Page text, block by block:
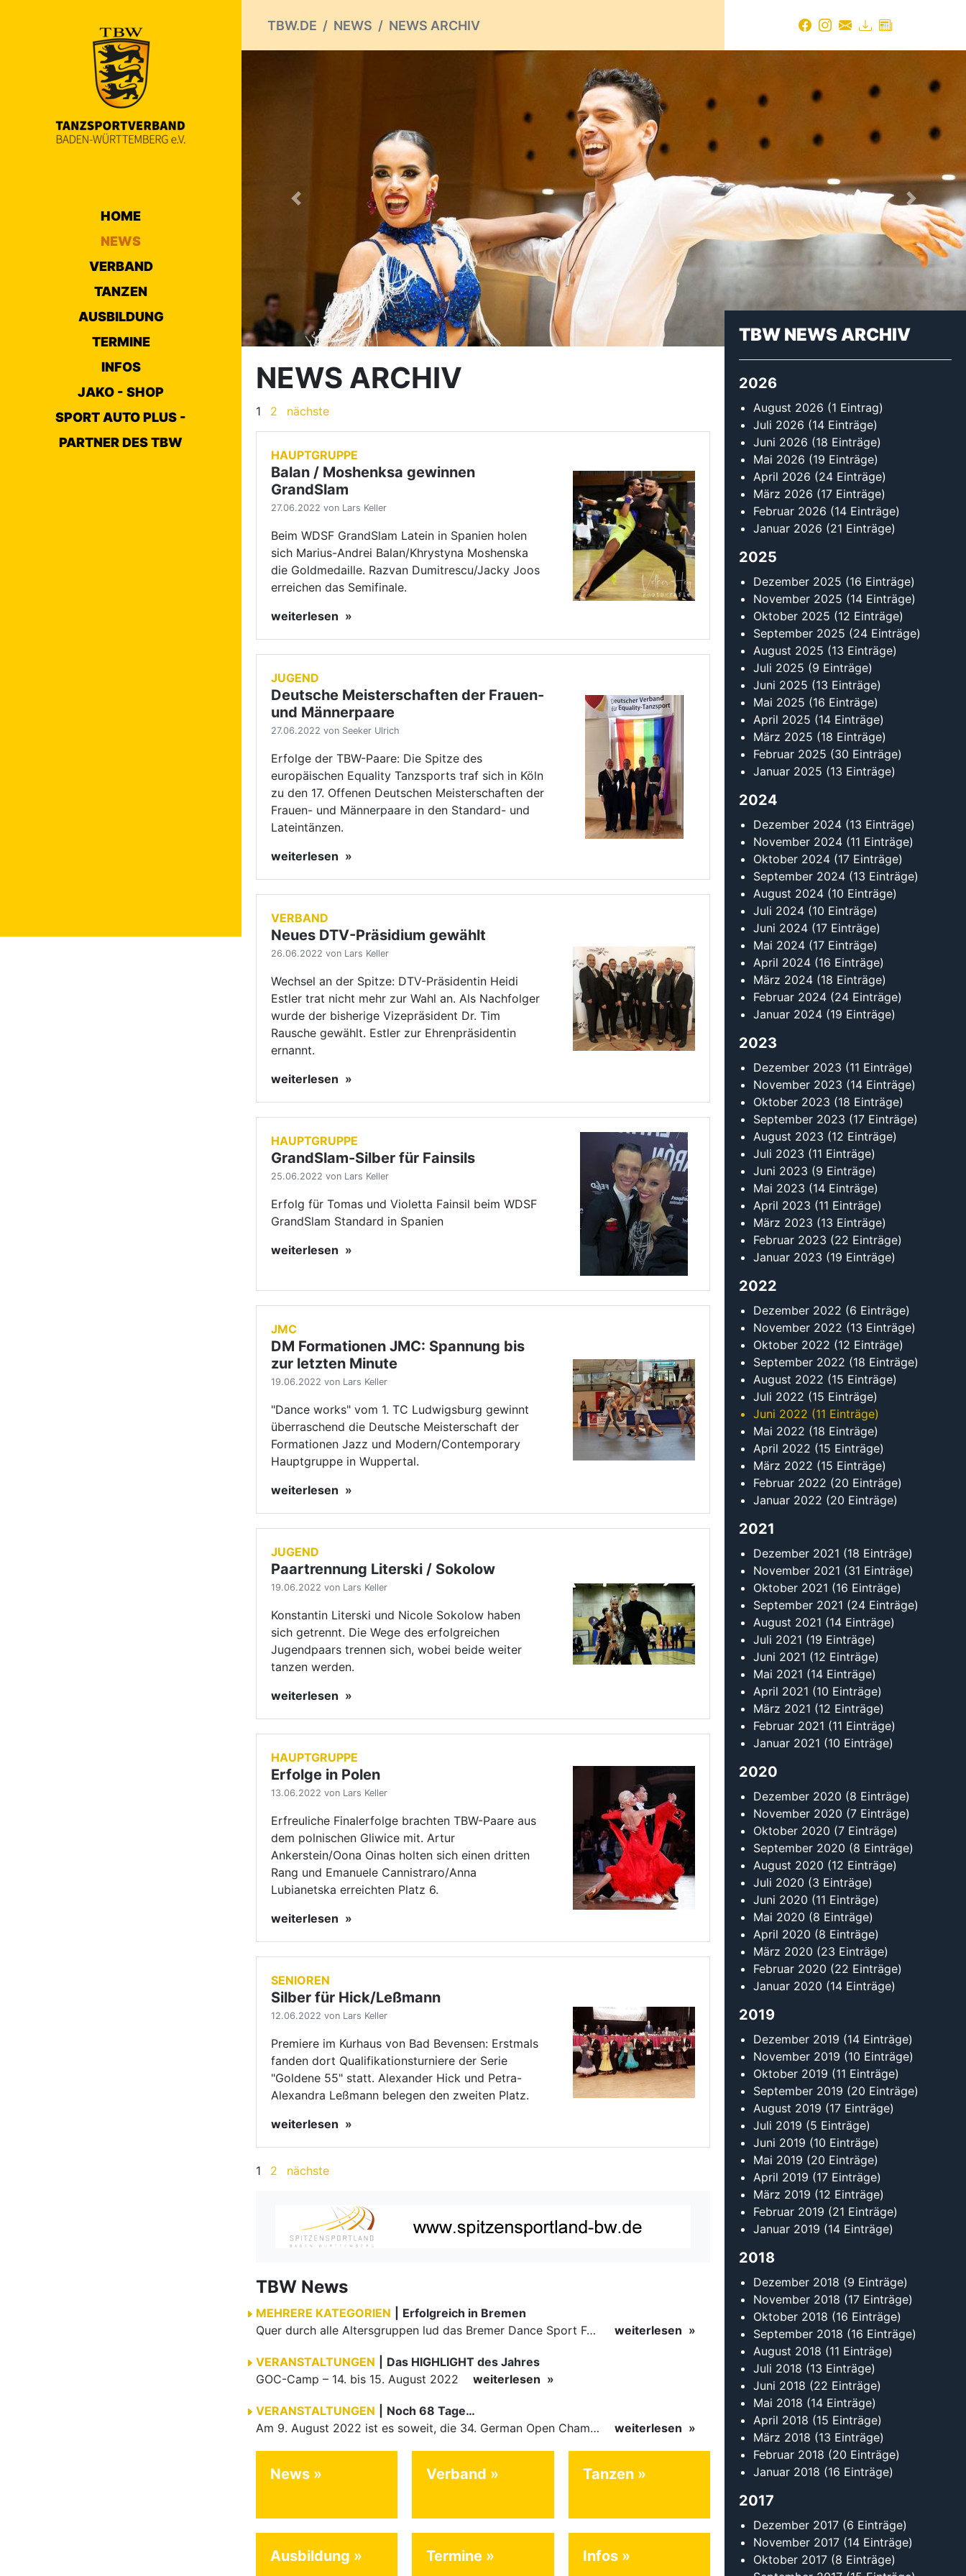
HOME
NEWS
VERBAND
TANZEN
AUSBILDUNG
TERMINE
INFOS
JAKO - SHOP
SPORT AUTO PLUS -
PARTNER DES TBW
TBW.DE NEWS NEWS ARCHIV
NEWS ARCHIV
nächste
HAUPTGRUPPE
Balan / Moshenksa gewinnen
GrandSlam
27.06.2022 von Lars Keller
Beim WDSF GrandSlam Latein in Spanien holen
sich Marius-Andrei Balan/Khrystyna Moshenska
erreichen das Semifinale.
weiterlesen
JUGEND
Deutsche Meisterschaften der Frauen-
und Männerpaare
Erfolge der TBW-Paare: Die Spitze des
europäischen Equality Tanzsports traf sich in Köln
zu den 17. Offenen Deutschen Meisterschaften der
Lateintänzen.
VERBAND
Neues DTV-Präsidium gewählt
Wechsel an der Spitze: DTV-Präsidentin Heidi
Estler trat nicht mehr zur Wahl an. Als Nachfolger
wurde der bisherige Vizepräsident Dr. Tim
Rausche gewählt. Estler zur Ehrenpräsidentin
HAUPTGRUPPE
GrandSlam-Silber für Fainsils
Erfolg für Tomas und Violetta Fainsil beim WDSF
GrandSlam Standard in Spanien
weiterlesen
JMC
DM Formationen JMC: Spannung bis
zur letzten Minute
19.06.2022 von Lars Keller
"Dance works" vom 1. TC Ludwigsburg gewinnt
überraschend die Deutsche Meisterschaft der
Hauptgruppe in Wuppertal.
JUGEND
Paartrennung Literski / Sokolow
19.06.2022 von Lars Keller
Konstantin Literski und Nicole Sokolow haben
sich getrennt. Die Wege des erfolgreichen
Jugendpaars trennen sich, wobei beide weiter
tanzen werden.
weiterlesen
HAUPTGRUPPE
Erfolge in Polen
13.06.2022 von Lars Keller
Erfreuliche Finalerfolge brachten TBW-Paare aus
dem polnischen Gliwice mit. Artur
Ankerstein/Oona Oinas holten sich einen dritten
Rang und Emanuele Cannistraro/Anna
SENIOREN
Silber für Hick/Leßmann
Premiere im Kurhaus von Bad Bevensen: Erstmals
fanden dort Qualifikationsturniere der Serie
"Goldene 55" statt. Alexander Hick und Petra-
Alexandra Leßmann belegen den zweiten Platz.
weiterlesen
1 2 nächste
TBW News
MEHRERE KATEGORIEN | Erfolgreich in Bremen
VERANSTALTUNGEN | Das HIGHLIGHT des Jahres
GOC-Camp – 14. bis 15. August 2022
Am 9. August 2022 ist es soweit, die 34. German Open Championships öffnen ihre Türen für die Gäste und Tänzerinnen und Tänzer aus aller Welt.
weiterlesen
TBW NEWS ARCHIV
August 2026
(1 Eintrag)
Juli 2026(14 Einträge)
Juni 2026 (18 Einträge)
Mai 2026
(24 Einträge)
Februar 2026
(14 Einträge)
November 2025
Oktober 2025(12 Einträge)
September 2025(24 Einträge)
August 2025(13 Einträge)
Juli 2025 (9 Einträge)
Juni 2025(13 Einträge)
Mai 2025(16 Einträge)
April 2025(14 Einträge)
März 2025(18 Einträge)
Januar 2025
2024
Dezember 2024(13 Einträge)
November 2024(11 Einträge)
Oktober 2024(17 Einträge)
September 2024(13 Einträge)
August 2024(10 Einträge)
Juli 2024 (10 Einträge)
Juni 2024(17 Einträge)
Mai 2024(17 Einträge)
April 2024(16 Einträge)
März 2024(18 Einträge)
Januar 2024
2023
Dezember 2023(11 Einträge)
November 2023(14 Einträge)
Oktober 2023(18 Einträge)
September 2023(17 Einträge)
August 2023(12 Einträge)
Juli 2023(11 Einträge)
Juni 2023(9 Einträge)
Mai 2023(14 Einträge)
April 2023(11 Einträge)
März 2023(13 Einträge)
Januar 2023
2022
Dezember 2022(6 Einträge)
November 2022(13 Einträge)
Oktober 2022(12 Einträge)
September 2022(18 Einträge)
August 2022 (15 Einträge)
Juli 2022 (15 Einträge)
Juni 2022(11 Einträge)
Mai 2022(18 Einträge)
April 2022(15 Einträge)
März 2022(15 Einträge)
Januar 2022
2021
Dezember 2021(18 Einträge)
November 2021(31 Einträge)
Oktober 2021 (16 Einträge)
September 2021(24 Einträge)
August 2021(14 Einträge)
Juli 2021(19 Einträge)
Juni 2021(12 Einträge)
Mai 2021(14 Einträge)
April 2021(10 Einträge)
März 2021(12 Einträge)
Januar 2021
2020
Dezember 2020(8 Einträge)
November 2020 (7 Einträge)
Oktober 2020(7 Einträge)
September 2020(8 Einträge)
August 2020(12 Einträge)
Juli 2020 (3 Einträge)
Juni 2020 (11 Einträge)
Mai 2020(8 Einträge)
April 2020(8 Einträge)
März 2020(23 Einträge)
Januar 2020
2019
Dezember 2019(14 Einträge)
November 2019(10 Einträge)
Oktober 2019 (11 Einträge)
September 2019(20 Einträge)
August 2019(17 Einträge)
Juli 2019(5 Einträge)
Juni 2019(10 Einträge)
Mai 2019(20 Einträge)
April 2019(17 Einträge)
März 2019(12 Einträge)
Januar 2019
2018
Dezember 2018(9 Einträge)
November 2018(17 Einträge)
Oktober 2018(16 Einträge)
September 2018(16 Einträge)
August 2018(11 Einträge)
Juli 2018 (13 Einträge)
Juni 2018(22 Einträge)
Mai 2018(14 Einträge)
April 2018(15 Einträge)
März 2018(13 Einträge)
Januar 2018
2017
Dezember 2017(6 Einträge)
November 2017(14 Einträge)
Oktober 2017(8 Einträge)
September 2017(15 Einträge)
August 2017(8 Einträge)
Juli 2017(14 Einträge)
Juni 2017(12 Einträge)
Mai 2017(8 Einträge)
April 2017(17 Einträge)
März 2017(15 Einträge)
Kontakt
Tanzsportverband Baden-